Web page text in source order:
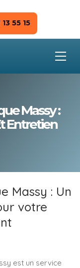
55 15
Massy :
Entretien
Massy : Un
votre
est un service